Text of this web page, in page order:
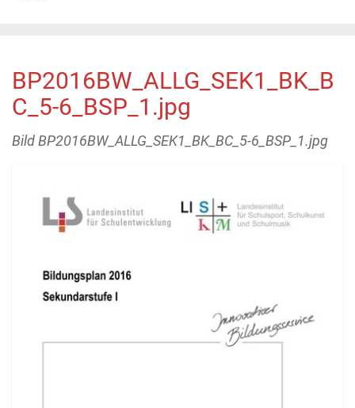
BP2016BW_ALLG_SEK1_BK_B
C_5-6_BSP_1.jpg
Bild BP2016BW_ALLG_SEK1_BK_BC_5-6_BSP_1.jpg